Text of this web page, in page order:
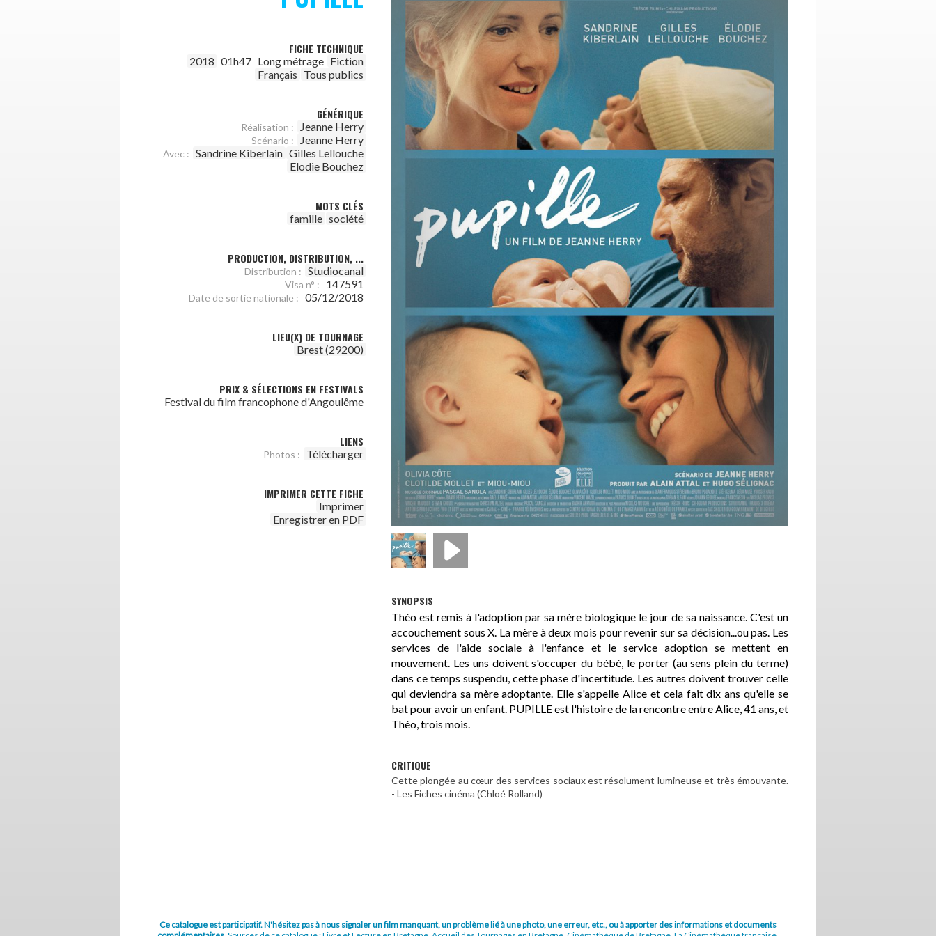
FICHE TECHNIQUE
2018 01h47 Long métrage Fiction
Français Tous publics
GÉNÉRIQUE
Réalisation : Jeanne Herry
Scénario : Jeanne Herry
Avec : Sandrine Kiberlain Gilles Lellouche
Elodie Bouchez
MOTS CLÉS
famille société
PRODUCTION, DISTRIBUTION, ...
Distribution : Studiocanal
Visa n° : 147591
Date de sortie nationale : 05/12/2018
LIEU(X) DE TOURNAGE
Brest (29200)
PRIX & SÉLECTIONS EN FESTIVALS
Festival du film francophone d'Angoulême
LIENS
Photos : Télécharger
IMPRIMER CETTE FICHE
Imprimer
Enregistrer en PDF
SYNOPSIS
Théo est remis à l'adoption par sa mère biologique le jour de sa naissance. C'est un
accouchement sous X. La mère à deux mois pour revenir sur sa décision...ou pas. Les
services de l'aide sociale à l'enfance et le service adoption se mettent en
mouvement. Les uns doivent s'occuper du bébé, le porter (au sens plein du terme)
dans ce temps suspendu, cette phase d'incertitude. Les autres doivent trouver celle
qui deviendra sa mère adoptante. Elle s'appelle Alice et cela fait dix ans qu'elle se
bat pour avoir un enfant. PUPILLE est l'histoire de la rencontre entre Alice, 41 ans, et
Théo, trois mois.
CRITIQUE
Cette plongée au cœur des services sociaux est résolument lumineuse et très émouvante.
- Les Fiches cinéma (Chloé Rolland)
Ce catalogue est participatif. N'hésitez pas à nous signaler un film manquant, un problème lié à une photo, une erreur, etc., ou à apporter des informations et documents